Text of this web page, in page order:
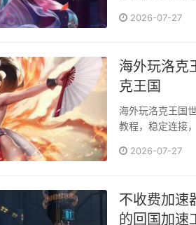
海克斯钥匙，获
2026-07-27
海外玩洛克
克王国
海外玩洛克王国
教程，稳定连接，
2026-07-27
不收费加速
的回国加速